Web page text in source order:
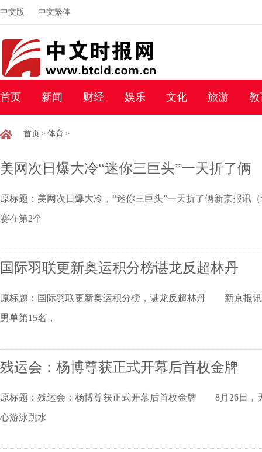
中文版 中文繁体
首页 新闻 财经 娱乐 文化 旅游 教
首页 > 体育 >
美网次日爆大冷“迷你三巨头”一天折了俩
原标题：美网次日爆大冷，“迷你三巨头”一天折了俩新京报讯
赛在第2个
国际羽联更新奥运积分榜谌龙反超林丹
原标题：国际羽联更新奥运积分榜，谌龙反超林丹 新京报讯
男单第15名，
残运会：杨博尊获正式开幕后首枚金牌
原标题：残运会：杨博尊获正式开幕后首枚金牌 8月26日，
心游泳跳水